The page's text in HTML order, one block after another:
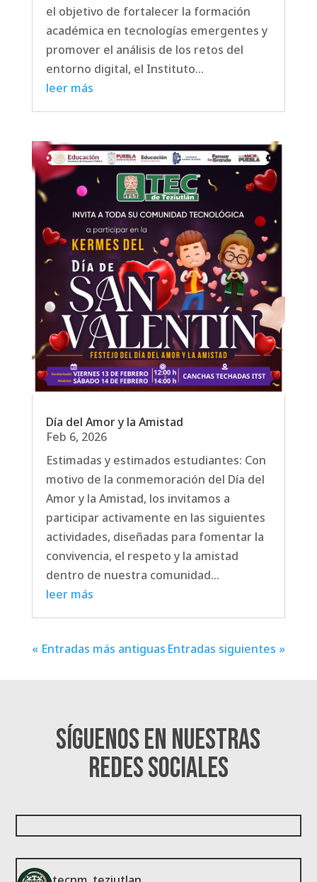
el objetivo de fortalecer la formación
académica en tecnologías emergentes y
promover el análisis de los retos del
entorno digital, el Instituto...
leer más
Día del Amor y la Amistad
Feb 6, 2026
Estimadas y estimados estudiantes: Con
motivo de la conmemoración del Día del
Amor y la Amistad, los invitamos a
participar activamente en las siguientes
actividades, diseñadas para fomentar la
convivencia, el respeto y la amistad
dentro de nuestra comunidad...
leer más
« Entradas más antiguas Entradas siguientes »
Síguenos en nuestras
redes sociales